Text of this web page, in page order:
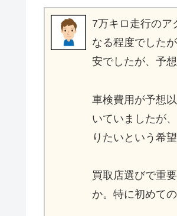
7万キロ走行のア
なる程度でした
安でしたが、予
車検費用が予想
いていましたが
りたいという希
買取店選びで重
か。特に初めて